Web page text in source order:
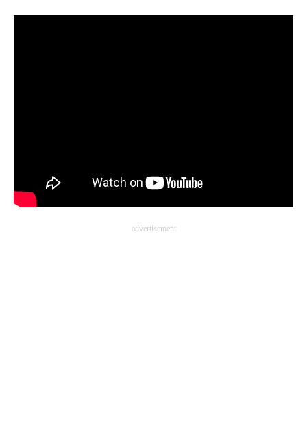
エネルギーの専門メディア
建設×テクノロジーの最前線advertisement